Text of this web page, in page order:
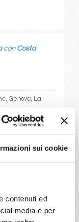
sui cookie
contenuti ed
media e per
con Costa
Genova, La